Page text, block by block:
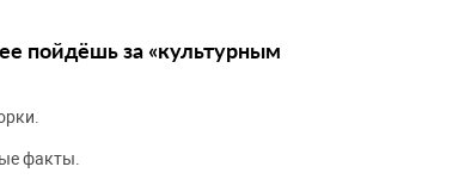
пойдёшь за «культурным
факты.